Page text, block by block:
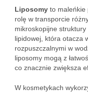
Liposomy to maleńkie
rolę w transporcie
mikroskopijne struktury
lipidowej, która otacza
rozpuszczalnymi w
liposomy mogą z
co znacznie zwiększa
W kosmetykach